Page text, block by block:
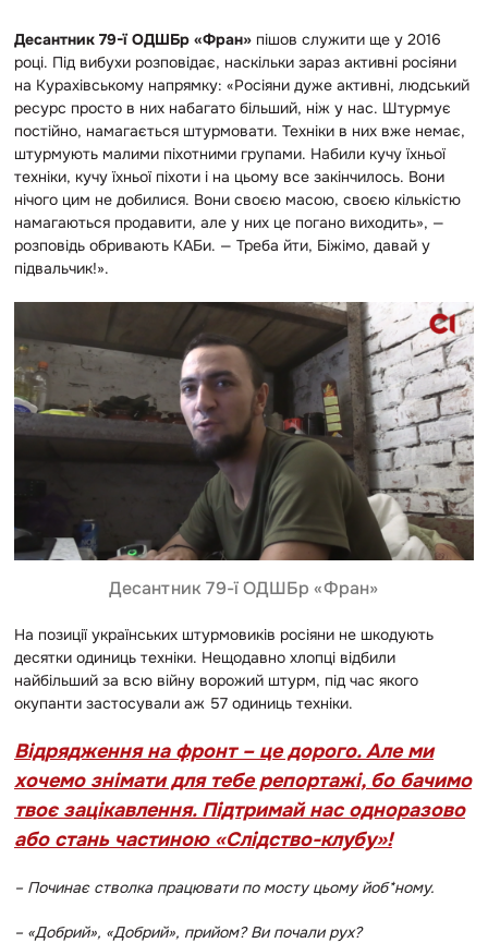
Десантник 79-ї ОДШБр «Фран» пішов служити ще у 2016
році. Під вибухи розповідає, наскільки зараз активні росіяни
на Курахівському напрямку: «Росіяни дуже активні, людський
ресурс просто в них набагато більший, ніж у нас. Штурмує
постійно, намагається штурмовати. Техніки в них вже немає,
штурмують малими піхотними групами. Набили кучу їхньої
техніки, кучу їхньої піхоти і на цьому все закінчилось. Вони
нічого цим не добилися. Вони своєю масою, своєю кількістю
намагаються продавити, але у них це погано виходить», —
розповідь обривають КАБи. — Треба йти, Біжімо, давай у
підвальчик!».
Десантник 79-ї ОДШБр «Фран»
На позиції українських штурмовиків росіяни не шкодують
десятки одиниць техніки. Нещодавно хлопці відбили
найбільший за всю війну ворожий штурм, під час якого
окупанти застосували аж 57 одиниць техніки.
Відрядження на фронт – це дорого. Але ми
хочемо знімати для тебе репортажі, бо бачимо
твоє зацікавлення. Підтримай нас одноразово
або стань частиною «Слідство-клубу»!
– Починає стволка працювати по мосту цьому йоб*ному.
– «Добрий», «Добрий», прийом? Ви почали рух?